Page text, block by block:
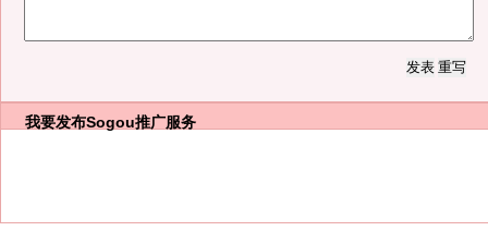
我要发布Sogou推广服务